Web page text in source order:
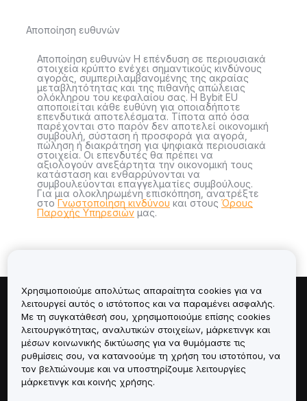
Αποποίηση ευθυνών
Αποποίηση ευθυνών Η επένδυση σε περιουσιακά
στοιχεία κρύπτο ενέχει σημαντικούς κινδύνους
αγοράς, συμπεριλαμβανομένης της ακραίας
μεταβλητότητας και της πιθανής απώλειας
ολόκληρου του κεφαλαίου σας. Η Bybit EU
αποποιείται κάθε ευθύνη για οποιαδήποτε
επενδυτικά αποτελέσματα. Τίποτα από όσα
παρέχονται στο παρόν δεν αποτελεί οικονομική
συμβουλή, σύσταση ή προσφορά για αγορά,
πώληση ή διακράτηση για ψηφιακά περιουσιακά
στοιχεία. Οι επενδυτές θα πρέπει να
αξιολογούν ανεξάρτητα την οικονομική τους
κατάσταση και ενθαρρύνονται να
συμβουλεύονται επαγγελματίες συμβούλους.
Για μια ολοκληρωμένη επισκόπηση, ανατρέξτε
στοΓνωστοποίηση κινδύνου και στους Όρους
Παροχής Υπηρεσιών μας.
Πληροφορίες για
Υπηρεσίες
Υποστήριξη
Χρησιμοποιούμε απολύτως απαραίτητα cookies για να
λειτουργεί αυτός ο ιστότοπος και να παραμένει ασφαλής.
Με τη συγκατάθεσή σου, χρησιμοποιούμε επίσης cookies
λειτουργικότητας, αναλυτικών στοιχείων, μάρκετινγκ και
μέσων κοινωνικής δικτύωσης για να θυμόμαστε τις
ρυθμίσεις σου, να κατανοούμε τη χρήση του ιστοτόπου, να
τον βελτιώνουμε και να υποστηρίζουμε λειτουργίες
μάρκετινγκ και κοινής χρήσης.